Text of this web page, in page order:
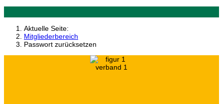
Aktuelle Seite:
Mitgliederbereich
Passwort zurücksetzen